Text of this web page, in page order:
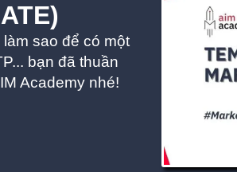
sao để có một
bạn đã thuần
Academy nhé!